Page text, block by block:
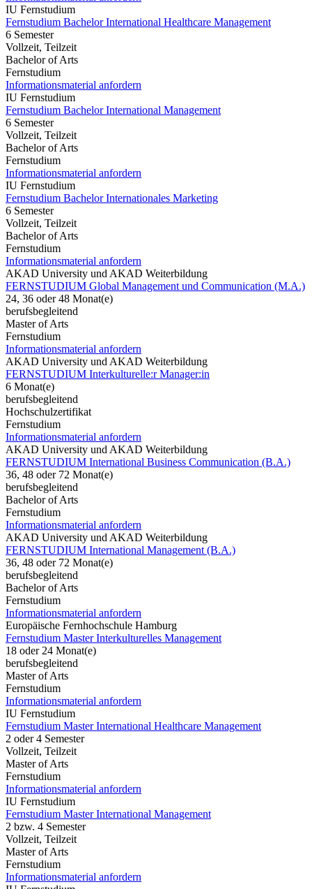
IU Fernstudium
Fernstudium Bachelor International Healthcare Management
6 Semester
Vollzeit, Teilzeit
Bachelor of Arts
Fernstudium
Informationsmaterial anfordern
IU Fernstudium
Fernstudium Bachelor International Management
6 Semester
Vollzeit, Teilzeit
Bachelor of Arts
Fernstudium
Informationsmaterial anfordern
IU Fernstudium
Fernstudium Bachelor Internationales Marketing
6 Semester
Vollzeit, Teilzeit
Bachelor of Arts
Fernstudium
Informationsmaterial anfordern
AKAD University und AKAD Weiterbildung
FERNSTUDIUM Global Management und Communication (M.A.)
24, 36 oder 48 Monat(e)
berufsbegleitend
Master of Arts
Fernstudium
Informationsmaterial anfordern
AKAD University und AKAD Weiterbildung
FERNSTUDIUM Interkulturelle:r Manager:in
6 Monat(e)
berufsbegleitend
Hochschulzertifikat
Fernstudium
Informationsmaterial anfordern
AKAD University und AKAD Weiterbildung
FERNSTUDIUM International Business Communication (B.A.)
36, 48 oder 72 Monat(e)
berufsbegleitend
Bachelor of Arts
Fernstudium
Informationsmaterial anfordern
AKAD University und AKAD Weiterbildung
FERNSTUDIUM International Management (B.A.)
36, 48 oder 72 Monat(e)
berufsbegleitend
Bachelor of Arts
Fernstudium
Informationsmaterial anfordern
Europäische Fernhochschule Hamburg
Fernstudium Master Interkulturelles Management
18 oder 24 Monat(e)
berufsbegleitend
Master of Arts
Fernstudium
Informationsmaterial anfordern
IU Fernstudium
Fernstudium Master International Healthcare Management
2 oder 4 Semester
Vollzeit, Teilzeit
Master of Arts
Fernstudium
Informationsmaterial anfordern
IU Fernstudium
Fernstudium Master International Management
2 bzw. 4 Semester
Vollzeit, Teilzeit
Master of Arts
Fernstudium
Informationsmaterial anfordern